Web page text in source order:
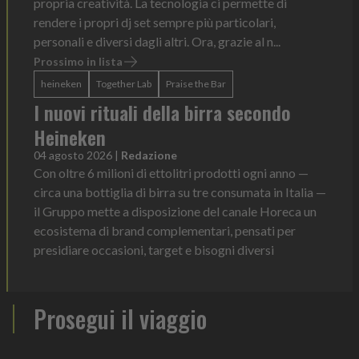
rendere i propri dj set sempre più particolari,
personali e diversi dagli altri. Ora, grazie al n...
Prossimo in lista
heineken Together Lab Praise the Bar
I nuovi rituali della birra secondo
Heineken
04 agosto 2026 | Redazione
Con oltre 6 milioni di ettolitri prodotti ogni anno —
circa una bottiglia di birra su tre consumata in Italia —
il Gruppo mette a disposizione del canale Horeca un
ecosistema di brand complementari, pensati per
presidiare occasioni, target e bisogni diversi
Prosegui il viaggio